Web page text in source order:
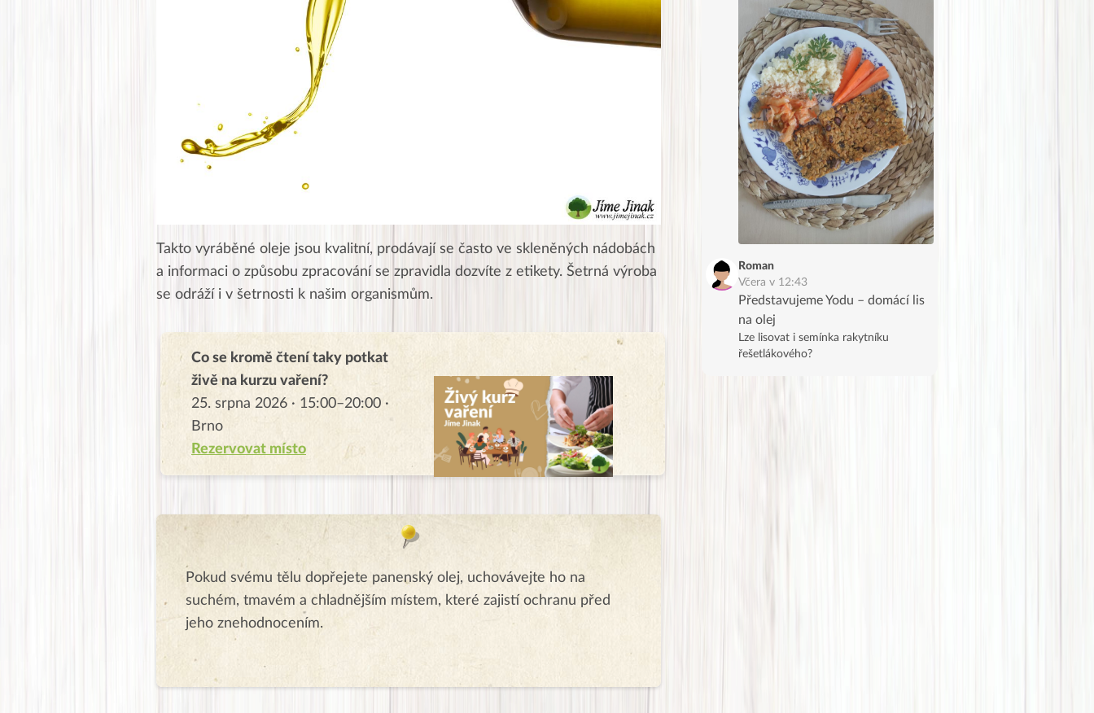
Takto vyráběné oleje jsou kvalitní, prodávají se často ve skleněných nádobách
a informaci o způsobu zpracování se zpravidla dozvíte z etikety. Šetrná výroba
se odráží i v šetrnosti k našim organismům.
Co se kromě čtení taky potkat
živě na kurzu vaření?
25. srpna 2026 · 15:00–20:00 ·
Brno
Rezervovat místo
Pokud svému tělu dopřejete panenský olej, uchovávejte ho na
suchém, tmavém a chladnějším místem, které zajistí ochranu před
jeho znehodnocením.
Roman
Včera v 12:43
Představujeme Yodu – domácí lis
na olej
Lze lisovat i semínka rakytníku
řešetlákového?